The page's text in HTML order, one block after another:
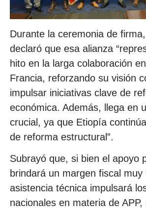
Durante la ceremonia de
declaró que esa alianza
hito en la larga colaboración
Francia, reforzando su visión
impulsar iniciativas clave de
económica. Además, llega en
crucial, ya que Etiopía
de reforma estructural”.
Subrayó que, si bien el apoyo
brindará un margen fiscal
asistencia técnica impulsará
nacionales en materia de